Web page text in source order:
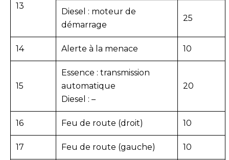
13
Diesel : moteur de
démarrage
25
14 Alerte à la menace 10
15
Essence : transmission
automatique
Diesel : –
20
16 Feu de route (droit) 10
17 Feu de route (gauche) 10